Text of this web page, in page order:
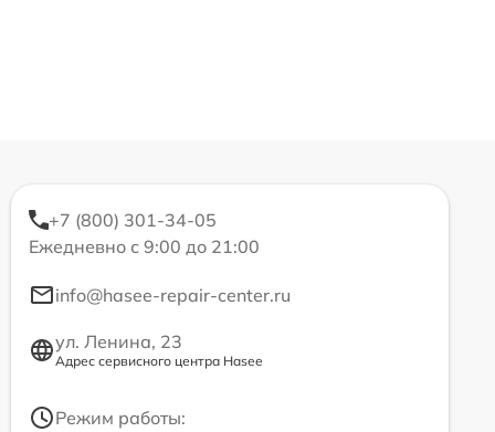
+7 (800) 301-34-05
Ежедневно с 9:00 до 21:00
info@hasee-repair-center.ru
ул. Ленина, 23
Адрес сервисного центра Hasee
Режим работы: